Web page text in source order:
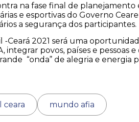
na fase final de
e esportivas do Governo
a segurança dos participantes.
-Ceará 2021 será uma
integrar povos, países e pessoas
“onda” de alegria e energia
ceara mundo afia